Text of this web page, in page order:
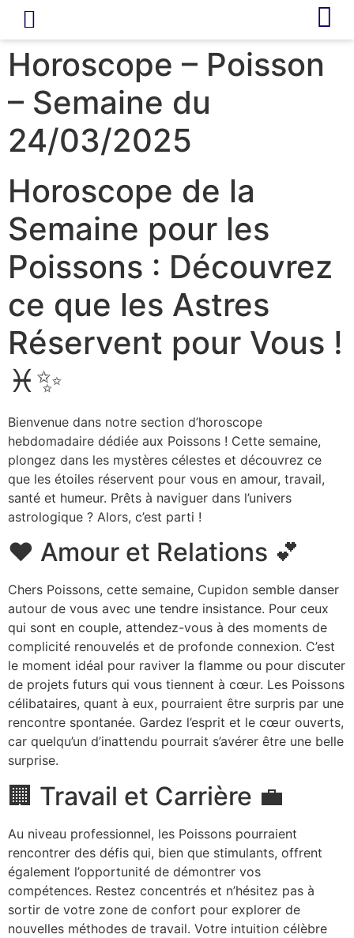
Horoscope – Poisson
– Semaine du
24/03/2025
Horoscope de la
Semaine pour les
Poissons : Découvrez
ce que les Astres
Réservent pour Vous !
♓️✨
Bienvenue dans notre section d’horoscope
hebdomadaire dédiée aux Poissons ! Cette semaine,
plongez dans les mystères célestes et découvrez ce
que les étoiles réservent pour vous en amour, travail,
santé et humeur. Prêts à naviguer dans l’univers
astrologique ? Alors, c’est parti !
❤️ Amour et Relations 💕
Chers Poissons, cette semaine, Cupidon semble danser
autour de vous avec une tendre insistance. Pour ceux
qui sont en couple, attendez-vous à des moments de
complicité renouvelés et de profonde connexion. C’est
le moment idéal pour raviver la flamme ou pour discuter
de projets futurs qui vous tiennent à cœur. Les Poissons
célibataires, quant à eux, pourraient être surpris par une
rencontre spontanée. Gardez l’esprit et le cœur ouverts,
car quelqu’un d’inattendu pourrait s’avérer être une belle
surprise.
🏢 Travail et Carrière 💼
Au niveau professionnel, les Poissons pourraient
rencontrer des défis qui, bien que stimulants, offrent
également l’opportunité de démontrer vos
compétences. Restez concentrés et n’hésitez pas à
sortir de votre zone de confort pour explorer de
nouvelles méthodes de travail. Votre intuition célèbre